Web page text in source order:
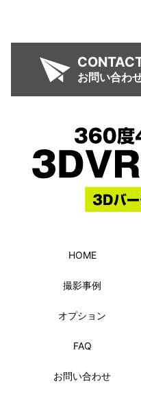
お問い合わ
HOME
撮影事例
オプション
FAQ
お問い合わせ